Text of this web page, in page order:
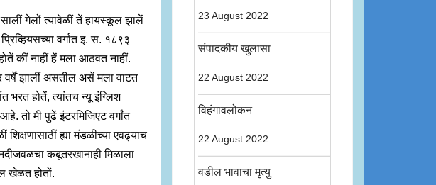
गेलों त्यावेळीं तें हायस्कूल झालें
वर्गात इ. स. १८९३
कीं नाहीं हें मला आठवत नाहीं.
वर्षें झालीं असतील असें मला वाटत
भरत होतें, त्यांतच न्यू इंग्लिश
तो मी पुढें इंटरमिजिएट वर्गांत
ह्या मंडळीच्या एवढ्याच
कबूतरखानाही मिळाला
खेळत होतों.
23 August 2022
संपादकीय खुलासा
22 August 2022
विहंगावलोकन
22 August 2022
वडील भावाचा मृत्यु